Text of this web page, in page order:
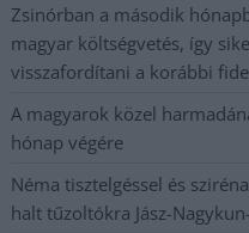
Zsinórban a második
magyar költségvetés, így
visszafordítani a korábbi
A magyarok közel
hónap végére
Néma tisztelgéssel és
halt tűzoltókra Jász-